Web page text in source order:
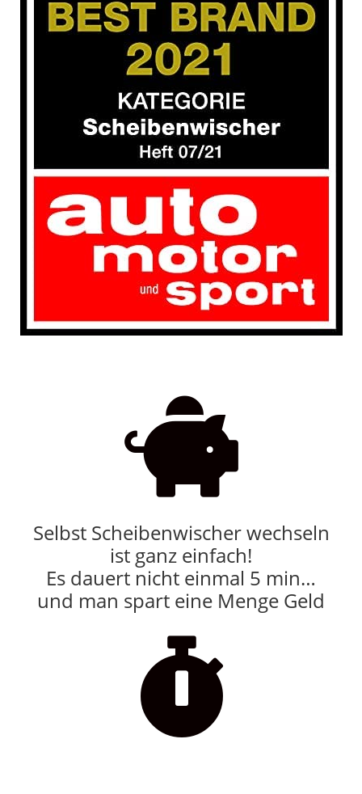

Selbst Scheibenwischer wechseln
ist ganz einfach!
Es dauert nicht einmal 5 min…
und man spart eine Menge Geld
